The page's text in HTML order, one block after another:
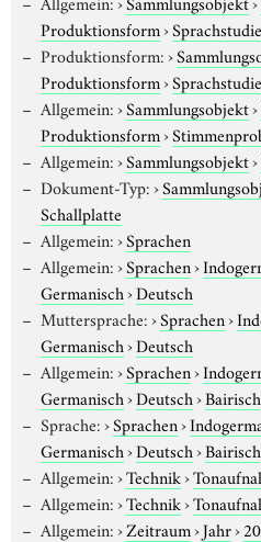
Produktionsform›Sprachstudie
Produktionsform:›
Produktionsform›Sprachstudie
Allgemein:›Sammlungsobjekt›
Produktionsform›
Allgemein:›Sammlungsobjekt›
Dokument-Typ:›
Schallplatte
Allgemein:›Sprachen
Allgemein:›Sprachen›
Germanisch›Deutsch
Muttersprache:›Sprachen›
Germanisch›Deutsch
Allgemein:›Sprachen›
Germanisch›Deutsch›Bairisch
Sprache:›Sprachen›
Germanisch›Deutsch›Bairisch
Allgemein:›Technik›
Allgemein:›Technik›
Allgemein:›Zeitraum›Jahr›